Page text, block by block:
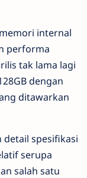
internal
performa
tak lama lagi
dengan
ditawarkan
spesifikasi
serupa
salah satu